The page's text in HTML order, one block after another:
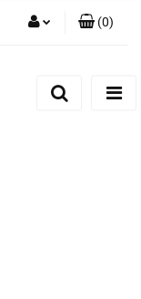
(0)